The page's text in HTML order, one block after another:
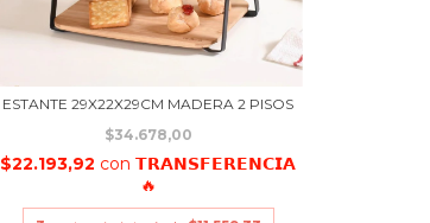
ESTANTE 29X22X29CM MADERA 2 PISOS
$34.678,00
$22.193,92 con 𝗧𝗥𝗔𝗡𝗦𝗙𝗘𝗥𝗘𝗡𝗖𝗜𝗔
🔥